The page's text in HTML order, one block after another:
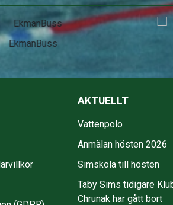
AKTUELLT
Vattenpolo
Anmälan hösten 2026
Simskola till hösten
Täby Sims tidigare
Chrunak har gått bort